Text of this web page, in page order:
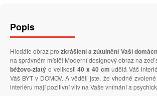
Popis
Hledáte obraz prozkrášlení a zútulnění Vaší
na správném místě! Moderní designový obraz na zeď
béžovo-zlatý o velikosti40 x 40 cm udělá Váš
Váš BYT v DOMOV. A věděli jste, že vhodně
interiéru mají pozitivní vliv na Vaše vnímání a